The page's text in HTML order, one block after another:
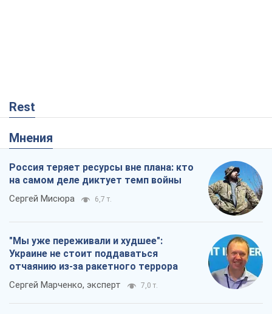
Rest
Мнения
Россия теряет ресурсы вне плана: кто
на самом деле диктует темп войны
Сергей Мисюра 6,7 т.
"Мы уже переживали и худшее":
Украине не стоит поддаваться
отчаянию из-за ракетного террора
Сергей Марченко, эксперт 7,0 т.